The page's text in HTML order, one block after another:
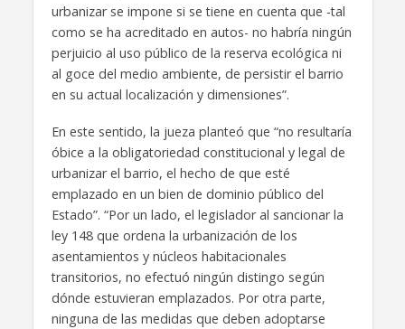
urbanizar se impone si se tiene en cuenta que -tal
como se ha acreditado en autos- no habría ningún
perjuicio al uso público de la reserva ecológica ni
al goce del medio ambiente, de persistir el barrio
en su actual localización y dimensiones”.
En este sentido, la jueza planteó que “no resultaría
óbice a la obligatoriedad constitucional y legal de
urbanizar el barrio, el hecho de que esté
emplazado en un bien de dominio público del
Estado”. “Por un lado, el legislador al sancionar la
ley 148 que ordena la urbanización de los
asentamientos y núcleos habitacionales
transitorios, no efectuó ningún distingo según
dónde estuvieran emplazados. Por otra parte,
ninguna de las medidas que deben adoptarse